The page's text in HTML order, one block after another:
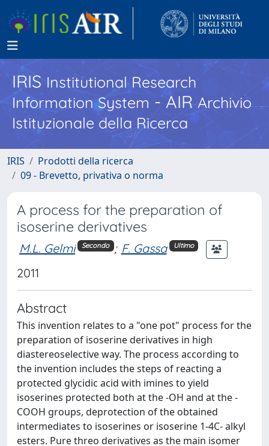
IRISInstitutional Research
Information System - AIR Archivio
Istituzionale della Ricerca
IRIS
Prodotti della ricerca
09 - Brevetto, privativa o norma
A process for the preparation of
isoserine derivatives
M.L. Gelmi Secondo ; F. Gassa Ultimo
2011
Abstract
This invention relates to a "one pot" process for the
preparation of isoserine derivatives in high
diastereoselective way. The process according to
the invention includes the steps of reacting a
protected glycidic acid with imines to yield
isoserines protected both at the -OH and at the -
COOH groups, deprotection of the obtained
intermediates to isoserines or isoserine 1-4C- alkyl
esters. Pure threo derivatives as the main isomer